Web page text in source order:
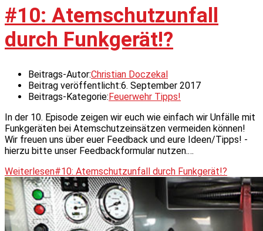
#10: Atemschutzunfall
durch Funkgerät!?
Beitrags-Autor:Christian Doczekal
Beitrag veröffentlicht:6. September 2017
Beitrags-Kategorie:Feuerwehr Tipps!
In der 10. Episode zeigen wir euch wie einfach wir Unfälle mit
Funkgeräten bei Atemschutzeinsätzen vermeiden können!
Wir freuen uns über euer Feedback und eure Ideen/Tipps! -
hierzu bitte unser Feedbackformular nutzen.…
Weiterlesen#10: Atemschutzunfall durch Funkgerät!?